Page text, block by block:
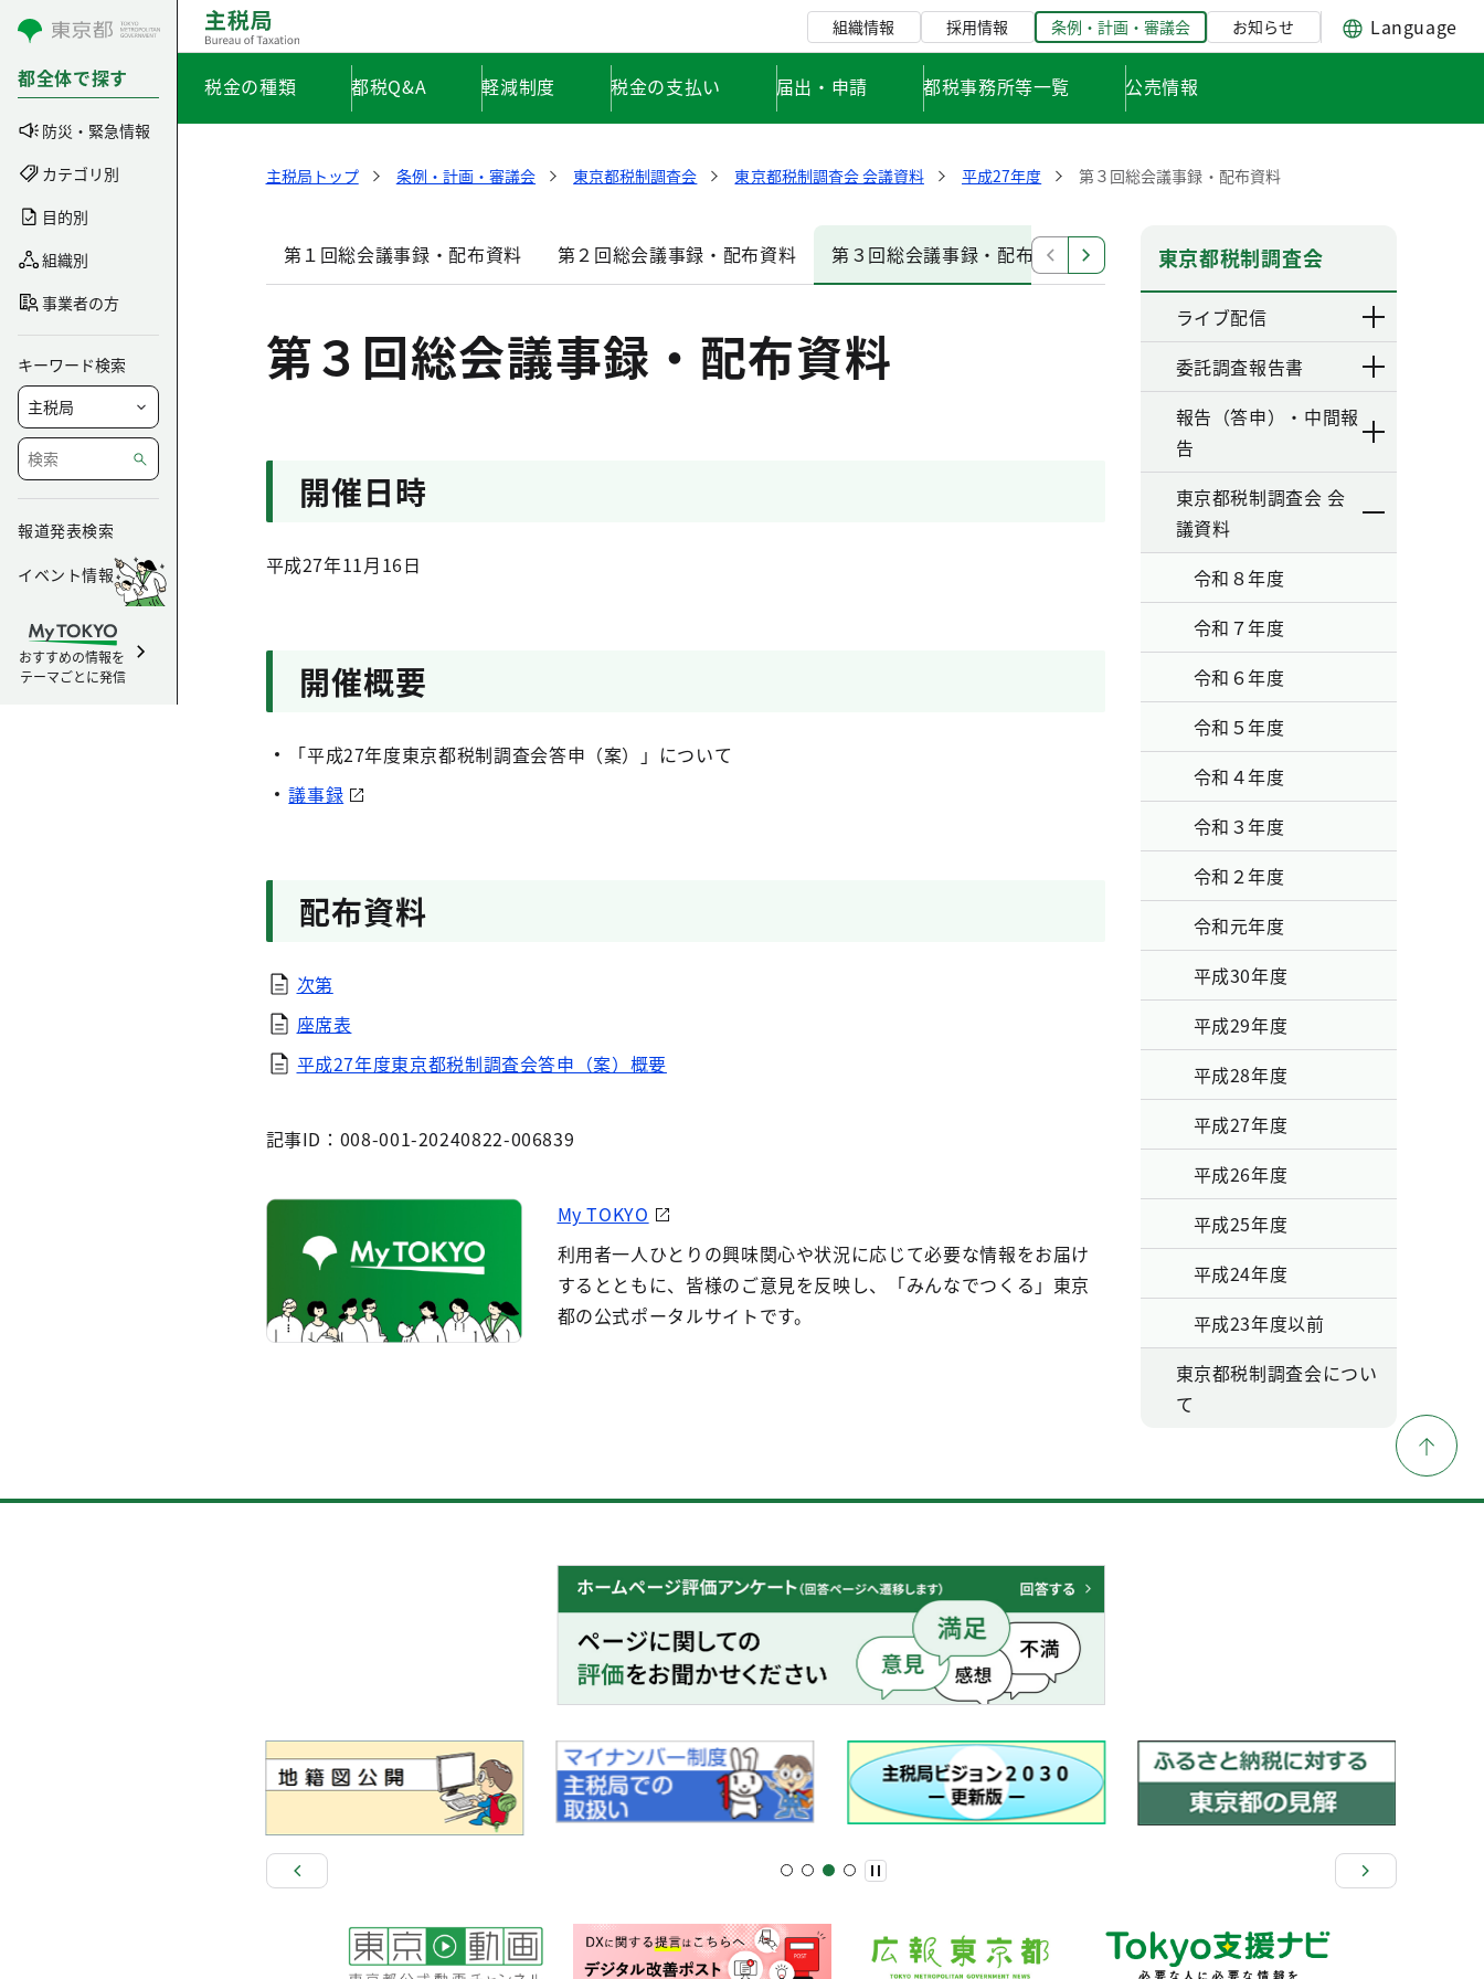
コンテンツにスキップ
都全体で探す
防災・緊急情報
カテゴリ別
目的別
組織別
事業者の方
キーワード検索
報道発表検索
イベント情報
おすすめの情報を
テーマごとに発信
組織情報 採用情報 条例・計画・審議会 お知らせ Language
税金の種類 都税Q&A 軽減制度 税金の支払い 届出・申請 都税事務所等一覧 公売情報
主税局トップ 条例・計画・審議会 東京都税制調査会 東京都税制調査会 会議資料 平成27年度 第３回総会議事録・配布資料
第１回総会議事録・配布資料 第２回総会議事録・配布資料 第３回総会議事録・配布資料 第１回小委員会議事録・配布資料
第３回総会議事録・配布資料
開催日時
平成27年11月16日
開催概要
「平成27年度東京都税制調査会答申（案）」について
議事録
配布資料
次第
座席表
平成27年度東京都税制調査会答申（案）概要
記事ID：008-001-20240822-006839
My TOKYO
利用者一人ひとりの興味関心や状況に応じて必要な情報をお届け
するとともに、皆様のご意見を反映し、「みんなでつくる」東京
都の公式ポータルサイトです。
東京都税制調査会
ライブ配信
委託調査報告書
報告（答申）・中間報
告
東京都税制調査会 会
議資料
令和８年度
令和７年度
令和６年度
令和５年度
令和４年度
令和３年度
令和２年度
令和元年度
平成30年度
平成29年度
平成28年度
平成27年度
平成26年度
平成25年度
平成24年度
平成23年度以前
東京都税制調査会につい
て